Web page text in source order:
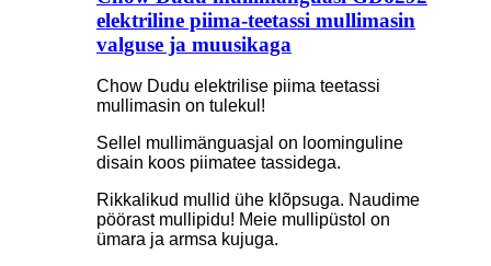
elektriline piima-teetassi mullimasin
valguse ja muusikaga
Chow Dudu elektrilise piima teetassi
mullimasin on tulekul!
Sellel mullimänguasjal on loominguline
disain koos piimatee tassidega.
Rikkalikud mullid ühe klõpsuga. Naudime
pöörast mullipidu! Meie mullipüstol on
ümara ja armsa kujuga.